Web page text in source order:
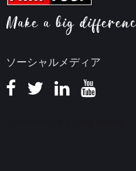
ソーシャルメディア
画面録画ヒント
知識ベース